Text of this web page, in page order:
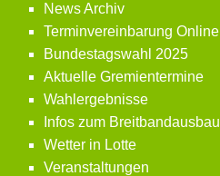
News Archiv
Terminvereinbarung Online
Bundestagswahl 2025
Aktuelle Gremientermine
Wahlergebnisse
Infos zum Breitbandausbau
Wetter in Lotte
Veranstaltungen